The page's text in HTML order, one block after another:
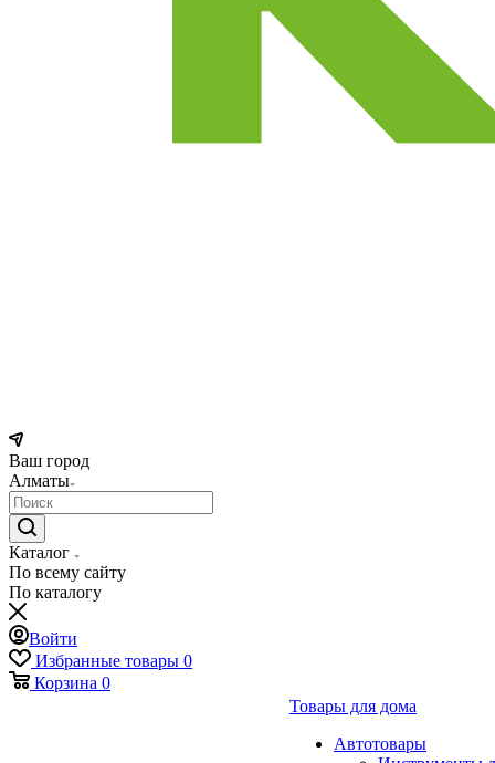
Ваш город
Алматы
Каталог
По всему сайту
По каталогу
Войти
Избранные товары 0
Корзина 0
Товары для дома
Автотовары